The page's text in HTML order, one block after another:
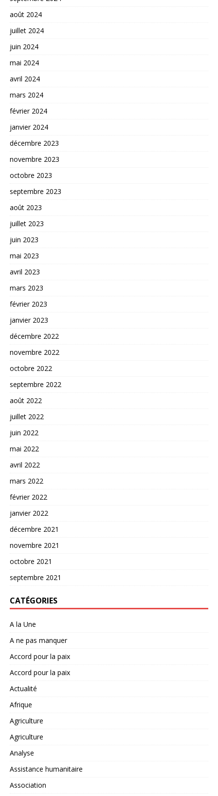
août 2024
juillet 2024
juin 2024
mai 2024
avril 2024
mars 2024
février 2024
janvier 2024
décembre 2023
novembre 2023
octobre 2023
septembre 2023
août 2023
juillet 2023
juin 2023
mai 2023
avril 2023
mars 2023
février 2023
janvier 2023
décembre 2022
novembre 2022
octobre 2022
septembre 2022
août 2022
juillet 2022
juin 2022
mai 2022
avril 2022
mars 2022
février 2022
janvier 2022
décembre 2021
novembre 2021
octobre 2021
septembre 2021
CATÉGORIES
A la Une
A ne pas manquer
Accord pour la paix
Accord pour la paix
Actualité
Afrique
Agriculture
Agriculture
Analyse
Assistance humanitaire
Association